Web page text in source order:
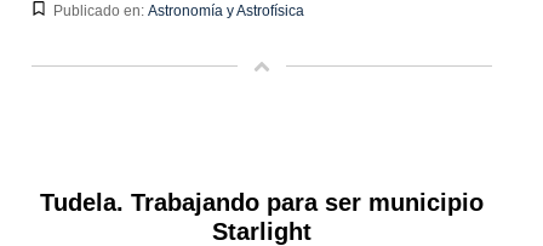
Publicado en: Astronomía y Astrofísica
Tudela. Trabajando para ser municipio
Starlight